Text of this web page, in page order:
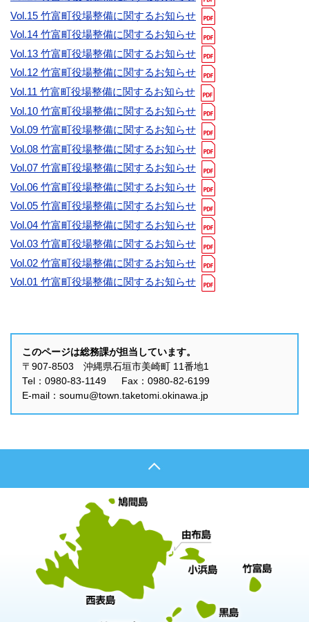
Vol.15 竹富町役場整備に関するお知らせ
Vol.14 竹富町役場整備に関するお知らせ
Vol.13 竹富町役場整備に関するお知らせ
Vol.12 竹富町役場整備に関するお知らせ
Vol.11 竹富町役場整備に関するお知らせ
Vol.10 竹富町役場整備に関するお知らせ
Vol.09 竹富町役場整備に関するお知らせ
Vol.08 竹富町役場整備に関するお知らせ
Vol.07 竹富町役場整備に関するお知らせ
Vol.06 竹富町役場整備に関するお知らせ
Vol.05 竹富町役場整備に関するお知らせ
Vol.04 竹富町役場整備に関するお知らせ
Vol.03 竹富町役場整備に関するお知らせ
Vol.02 竹富町役場整備に関するお知らせ
Vol.01 竹富町役場整備に関するお知らせ
このページは総務課が担当しています。
〒907-8503 沖縄県石垣市美崎町 11番地1
Tel：0980-83-1149 Fax：0980-82-6199
E-mail：soumu@town.taketomi.okinawa.jp